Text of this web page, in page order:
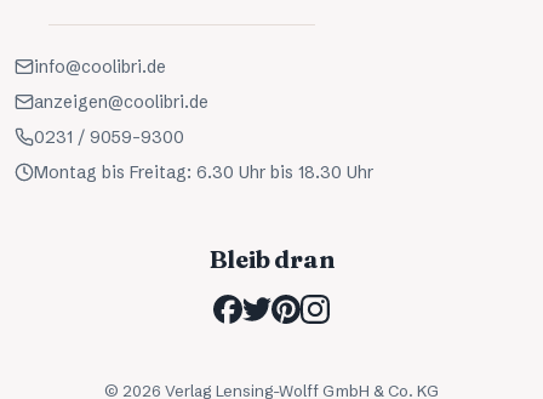
info@coolibri.de
anzeigen@coolibri.de
0231 / 9059-9300
Montag bis Freitag: 6.30 Uhr bis 18.30 Uhr
Bleib dran
© 2026 Verlag Lensing-Wolff GmbH & Co. KG